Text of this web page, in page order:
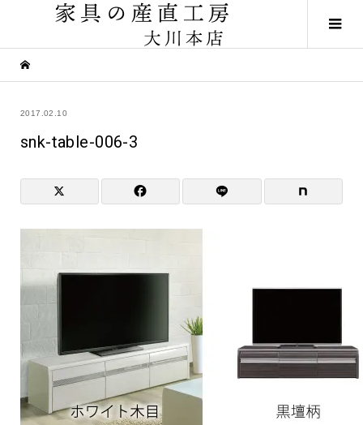
2017.02.10
snk-table-006-3